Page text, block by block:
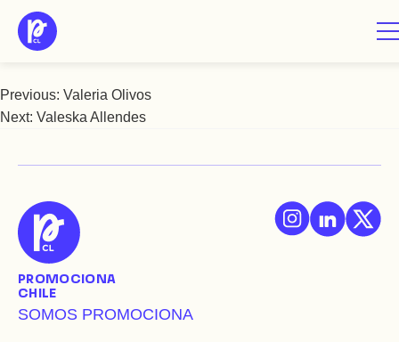
Saltar
Valery Zampillo
Navegación
entradas
Previous: Valeria Olivos
Next: Valeska Allendes
PROMOCIONA
CHILE
SOMOS PROMOCIONA